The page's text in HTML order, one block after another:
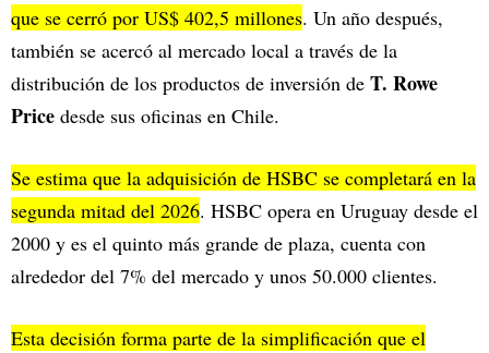
que se cerró por US$ 402,5 millones. Un año después,
también se acercó al mercado local a través de la
distribución de los productos de inversión de T. Rowe
Price desde sus oficinas en Chile.
Se estima que la adquisición de HSBC se completará en la
segunda mitad del 2026. HSBC opera en Uruguay desde el
2000 y es el quinto más grande de plaza, cuenta con
alrededor del 7% del mercado y unos 50.000 clientes.
Esta decisión forma parte de la simplificación que el